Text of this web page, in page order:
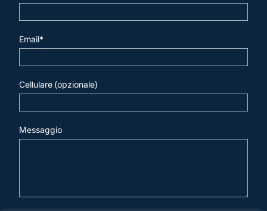
Email*
Cellulare (opzionale)
Messaggio